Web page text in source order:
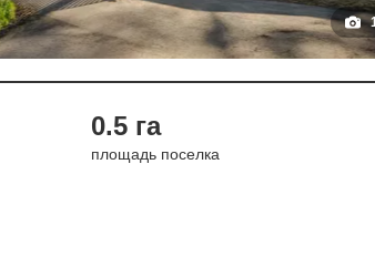
0.5 га
площадь поселка